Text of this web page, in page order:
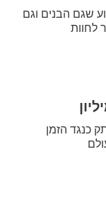
שגם הבנים וגם
לחוות
כנגד הזמן